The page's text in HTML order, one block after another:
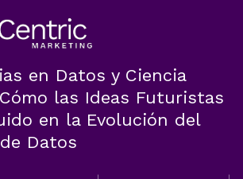
en Datos y Ciencia
las Ideas Futuristas
en la Evolución del
Datos